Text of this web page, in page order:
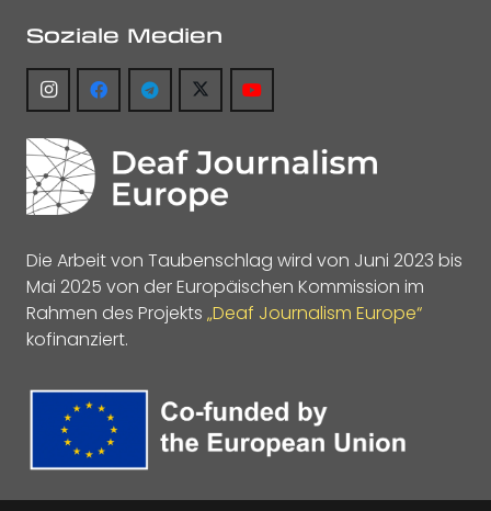
Soziale Medien
Die Arbeit von Taubenschlag wird von Juni 2023 bis
Mai 2025 von der Europäischen Kommission im
Rahmen des Projekts „Deaf Journalism Europe“
kofinanziert.